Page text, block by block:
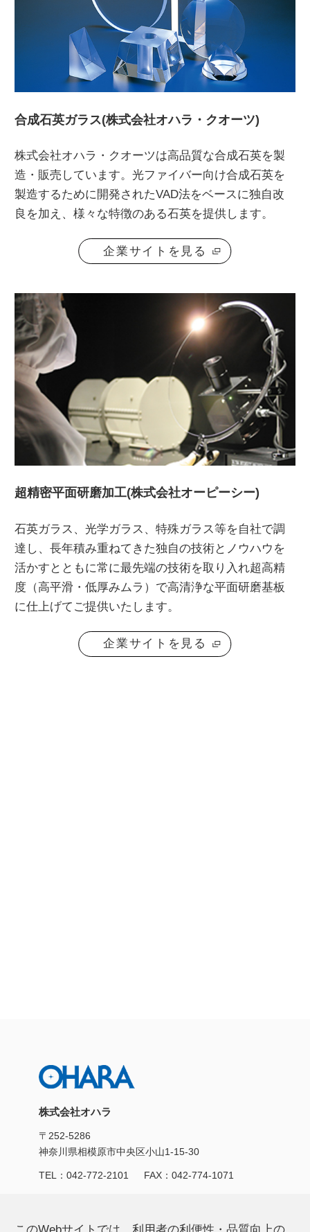
合成石英ガラス(株式会社オハラ・クオーツ)
株式会社オハラ・クオーツは高品質な合成石英を製
造・販売しています。光ファイバー向け合成石英を
製造するために開発されたVAD法をベースに独自改
良を加え、様々な特徴のある石英を提供します。
企業サイトを見る
超精密平面研磨加工(株式会社オーピーシー)
石英ガラス、光学ガラス、特殊ガラス等を自社で調
達し、長年積み重ねてきた独自の技術とノウハウを
活かすとともに常に最先端の技術を取り入れ超高精
度（高平滑・低厚みムラ）で高清浄な平面研磨基板
に仕上げてご提供いたします。
企業サイトを見る
株式会社オハラ
〒252-5286
神奈川県相模原市中央区小山1-15-30
TEL： 042-772-2101 FAX：042-774-1071
製品/サービス CSR活動